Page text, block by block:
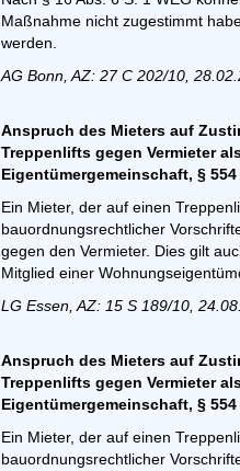
Maßnahme nicht zugestimmt
werden.
AG Bonn, AZ: 27 C 202/10,
Anspruch des Mieters auf
Treppenlifts gegen Vermieter
Eigentümergemeinschaft, § 554
Ein Mieter, der auf einen
bauordnungsrechtlicher
gegen den Vermieter. Dies gilt
Mitglied einer
LG Essen, AZ: 15 S 189/10,
Anspruch des Mieters auf
Treppenlifts gegen Vermieter
Eigentümergemeinschaft, § 554
Ein Mieter, der auf einen
bauordnungsrechtlicher